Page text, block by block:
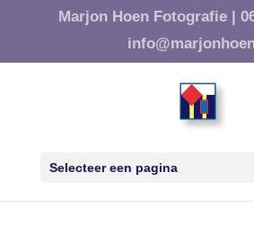
Marjon Hoen Fotografie |
Selecteer een pagina